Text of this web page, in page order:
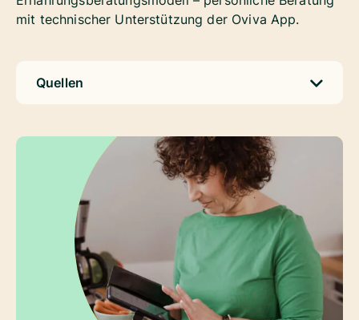
mit technischer Unterstützung der Oviva App.
Quellen